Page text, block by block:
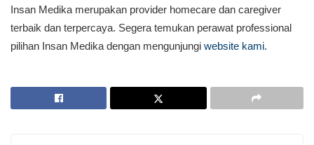
Insan Medika merupakan provider homecare dan caregiver
terbaik dan terpercaya. Segera temukan perawat professional
pilihan Insan Medika dengan mengunjungi website kami.